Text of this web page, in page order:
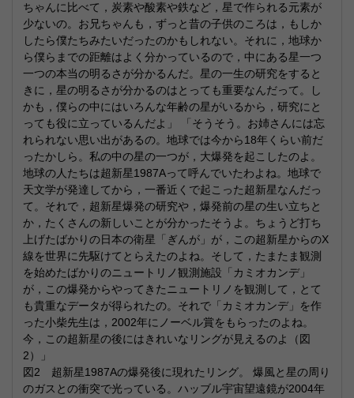
ちゃんに比べて，炭素や酸素や鉄など，星で作られる元素が
少ないの。お兄ちゃんも，ずっと昔の子供のころは，もしか
したら僕たちみたいだったのかもしれない。それに，地球か
ら僕らまでの距離はよく分かっているので，中にある星一つ
一つの本当の明るさが分かるんだ。星の一生の研究をすると
きに，星の明るさが分かるのはとっても重要なんだって。し
かも，僕らの中にはいろんな年齢の星がいるから，研究にと
っても役に立っているんだよ」 「そうそう。お姉さんには忘
れられない思い出があるの。地球では今から18年くらい前だ
ったかしら。私の中の星の一つが，大爆発を起こしたのよ。
地球の人たちは超新星1987Aって呼んでいたわよね。地球で
天文学が発達してから，一番近くで起こった超新星なんだっ
て。それで，超新星爆発の研究や，爆発前の星の生い立ちと
か，たくさんの新しいことが分かったそうよ。ちょうど打ち
上げたばかりの日本の衛星「ぎんが」が，この超新星からのX
線を世界に先駆けてとらえたのよね。そして，たまたま観測
を始めたばかりのニュートリノ観測施設「カミオカンデ」
が，この爆発からやってきたニュートリノを観測して，とて
も貴重なデータが得られたの。それで「カミオカンデ」を作
った小柴先生は，2002年にノーベル賞をもらったのよね。
今，この超新星の後にはきれいなリングが見えるのよ（図
2）」
図2 超新星1987Aの爆発後に現れたリング。 爆風と星の周り
のガスとの衝突で光っている。ハッブル宇宙望遠鏡が2004年